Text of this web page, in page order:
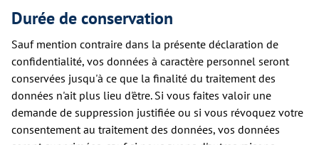
Durée de conservation
Sauf mention contraire dans la présente déclaration de
confidentialité, vos données à caractère personnel seront
conservées jusqu'à ce que la finalité du traitement des
données n'ait plus lieu d'être. Si vous faites valoir une
demande de suppression justifiée ou si vous révoquez votre
consentement au traitement des données, vos données